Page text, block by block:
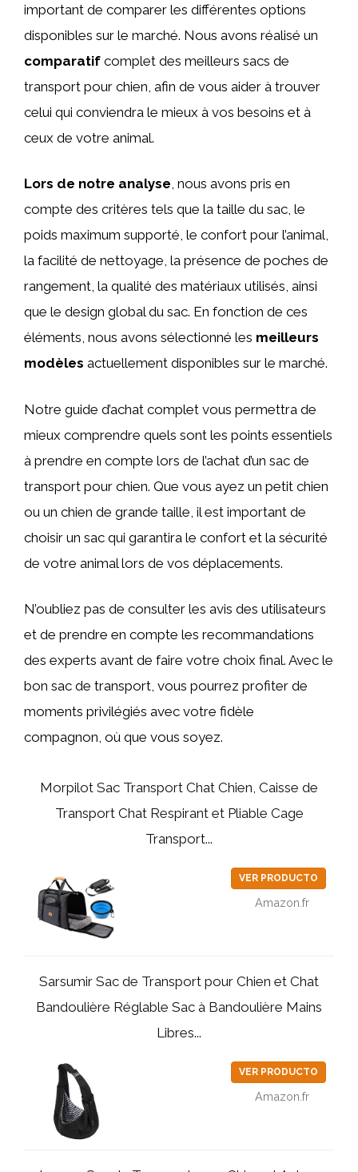
important de comparer les différentes options
disponibles sur le marché. Nous avons réalisé un
comparatif complet des meilleurs sacs de
transport pour chien, afin de vous aider à trouver
celui qui conviendra le mieux à vos besoins et à
ceux de votre animal.
Lors de notre analyse, nous avons pris en
compte des critères tels que la taille du sac, le
poids maximum supporté, le confort pour l’animal,
la facilité de nettoyage, la présence de poches de
rangement, la qualité des matériaux utilisés, ainsi
que le design global du sac. En fonction de ces
éléments, nous avons sélectionné les meilleurs
modèles actuellement disponibles sur le marché.
Notre guide d’achat complet vous permettra de
mieux comprendre quels sont les points essentiels
à prendre en compte lors de l’achat d’un sac de
transport pour chien. Que vous ayez un petit chien
ou un chien de grande taille, il est important de
choisir un sac qui garantira le confort et la sécurité
de votre animal lors de vos déplacements.
N’oubliez pas de consulter les avis des utilisateurs
et de prendre en compte les recommandations
des experts avant de faire votre choix final. Avec le
bon sac de transport, vous pourrez profiter de
moments privilégiés avec votre fidèle
compagnon, où que vous soyez.
Morpilot Sac Transport Chat Chien, Caisse de
Transport Chat Respirant et Pliable Cage
Transport...
VER PRODUCTO
Amazon.fr
Sarsumir Sac de Transport pour Chien et Chat
Bandoulière Réglable Sac à Bandoulière Mains
Libres...
VER PRODUCTO
Amazon.fr